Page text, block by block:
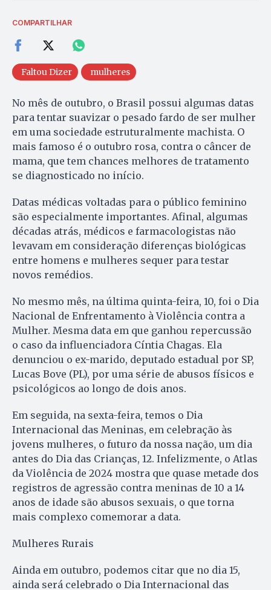
COMPARTILHAR
Faltou Dizer mulheres
No mês de outubro, o Brasil possui algumas datas
para tentar suavizar o pesado fardo de ser mulher
em uma sociedade estruturalmente machista. O
mais famoso é o outubro rosa, contra o câncer de
mama, que tem chances melhores de tratamento
se diagnosticado no início.
Datas médicas voltadas para o público feminino
são especialmente importantes. Afinal, algumas
décadas atrás, médicos e farmacologistas não
levavam em consideração diferenças biológicas
entre homens e mulheres sequer para testar
novos remédios.
No mesmo mês, na última quinta-feira, 10, foi o Dia
Nacional de Enfrentamento à Violência contra a
Mulher. Mesma data em que ganhou repercussão
o caso da influenciadora Cíntia Chagas. Ela
denunciou o ex-marido, deputado estadual por SP,
Lucas Bove (PL), por uma série de abusos físicos e
psicológicos ao longo de dois anos.
Em seguida, na sexta-feira, temos o Dia
Internacional das Meninas, em celebração às
jovens mulheres, o futuro da nossa nação, um dia
antes do Dia das Crianças, 12. Infelizmente, o Atlas
da Violência de 2024 mostra que quase metade dos
registros de agressão contra meninas de 10 a 14
anos de idade são abusos sexuais, o que torna
mais complexo comemorar a data.
Mulheres Rurais
Ainda em outubro, podemos citar que no dia 15,
ainda será celebrado o Dia Internacional das